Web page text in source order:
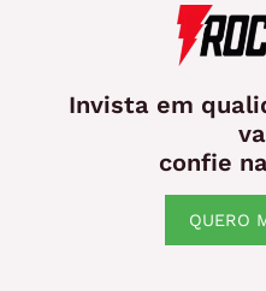
Invista em
confie
QUERO